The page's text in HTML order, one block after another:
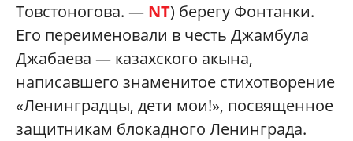
Товстоногова. — NT) берегу Фонтанки.
Его переименовали в честь Джамбула
Джабаева — казахского акына,
написавшего знаменитое стихотворение
«Ленинградцы, дети мои!», посвященное
защитникам блокадного Ленинграда.